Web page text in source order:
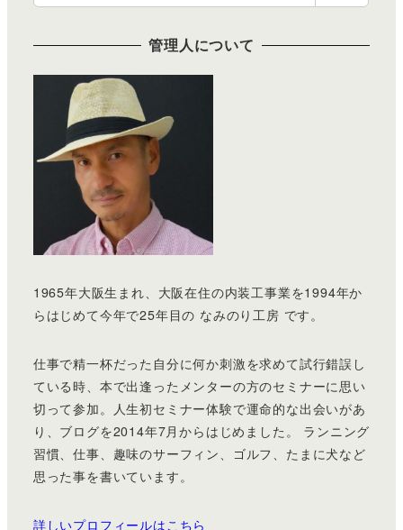
索
管理人について
1965年大阪生まれ、大阪在住の内装工事業を1994年か
らはじめて今年で25年目の なみのり工房 です。
仕事で精一杯だった自分に何か刺激を求めて試行錯誤し
ている時、本で出逢ったメンターの方のセミナーに思い
切って参加。人生初セミナー体験で運命的な出会いがあ
り、ブログを2014年7月からはじめました。 ランニング
習慣、仕事、趣味のサーフィン、ゴルフ、たまに犬など
思った事を書いています。
詳しいプロフィールはこちら